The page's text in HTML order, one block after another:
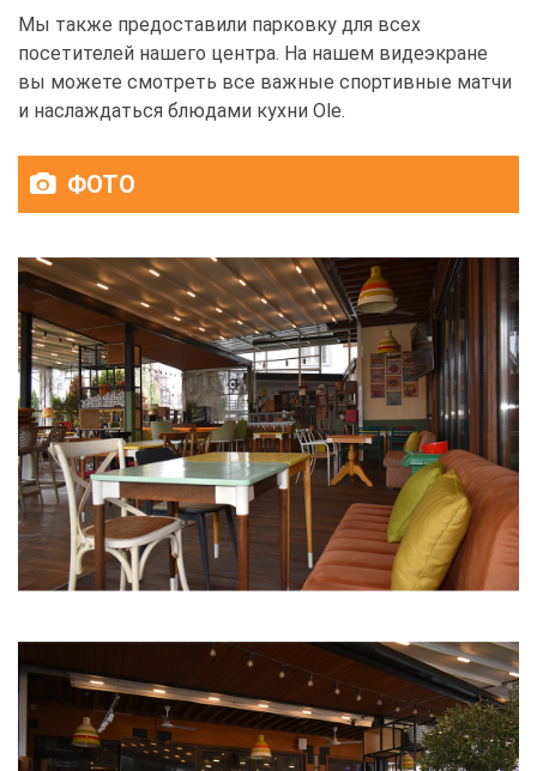
Мы также предоставили парковку для всех
посетителей нашего центра. На нашем видеэкране
вы можете смотреть все важные спортивные матчи
и наслаждаться блюдами кухни Ole.
ФОТО